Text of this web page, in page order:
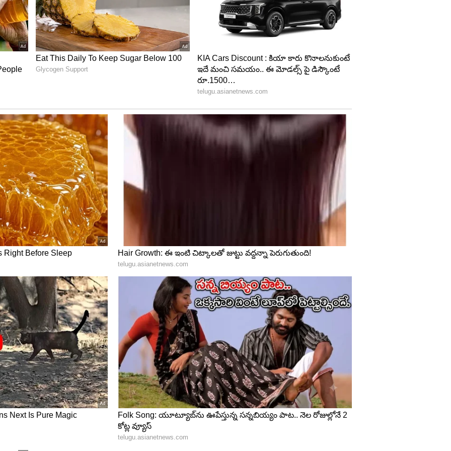
అందుకుంటూ యంగ్ స్టార్ రెజ్ల‌ర్ గా గుర్తింపు సాధించాడు.
పతకాన్ని గెలుచుకున్నాడు. 2023 ఆసియా రెజ్లింగ్
జనవరి 2024లో, అతను జాగ్రెబ్ ఓపెన్ రెజ్లింగ్
ఈ క్ర‌మంలోనే పారిస్ 2024 ఒలింపిక్స్‌కు అర్హత
ఇప్పుడు త‌న‌దైన దూకుడు ఆట‌తో పారిస్ ఒలింపిక్స్